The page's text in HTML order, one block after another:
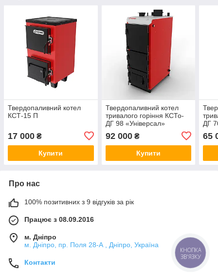
Твердопаливний котел
КСТ-15 П
17 000 ₴
Купити
Твердопаливний котел
тривалого горіння КСТо-
ДГ 98 «Універсал»
92 000₴
Купити
ДГ
65
Про нас
100% позитивних з 9 відгуків за рік
Працює з 08.09.2016
м. Дніпро
м. Дніпро, пр. Поля 28-А , Дніпро, Україна
Контакти
КНОПКА
ЗВ'ЯЗКУ